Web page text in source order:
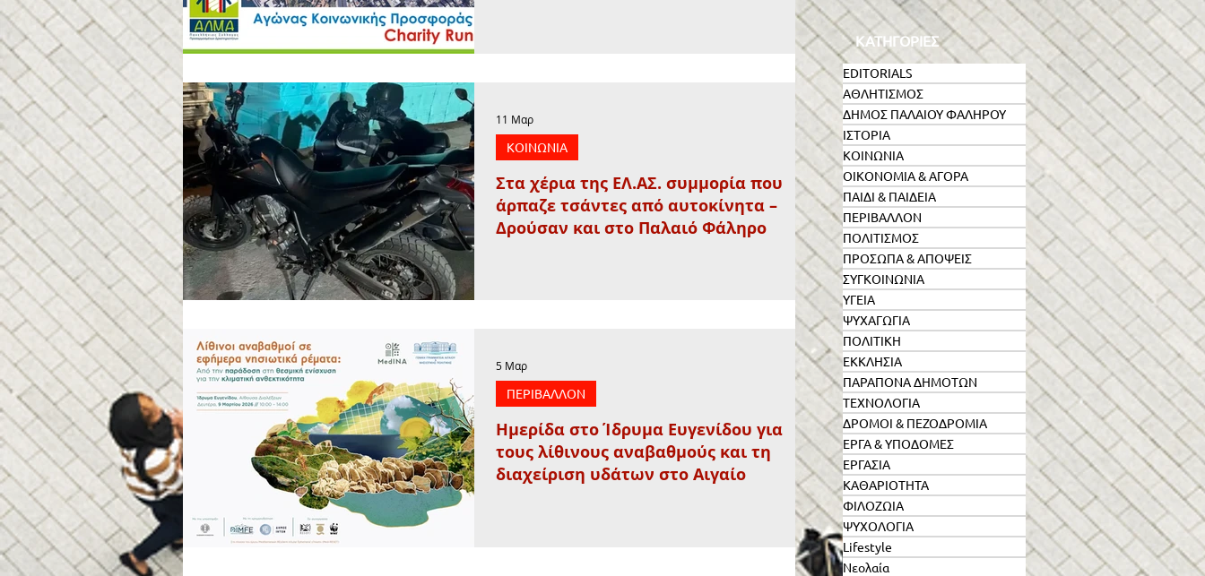
Στα χέρια της ΕΛ.ΑΣ. συμμορία που
άρπαζε τσάντες από αυτοκίνητα –
Δρούσαν και στο Παλαιό Φάληρο
ΚΟΙΝΩΝΙΑ
11 Μαρ
Ημερίδα στο Ίδρυμα Ευγενίδου για
τους λίθινους αναβαθμούς και τη
διαχείριση υδάτων στο Αιγαίο
ΠΕΡΙΒΑΛΛΟΝ
5 Μαρ
ΚΑΤΗΓΟΡΙΕΣ
EDITORIALS
ΑΘΛΗΤΙΣΜΟΣ
ΔΗΜΟΣ ΠΑΛΑΙΟΥ ΦΑΛΗΡΟΥ
ΙΣΤΟΡΙΑ
ΚΟΙΝΩΝΙΑ
ΟΙΚΟΝΟΜΙΑ & ΑΓΟΡΑ
ΠΑΙΔΙ & ΠΑΙΔΕΙΑ
ΠΕΡΙΒΑΛΛΟΝ
ΠΟΛΙΤΙΣΜΟΣ
ΠΡΟΣΩΠΑ & ΑΠΟΨΕΙΣ
ΣΥΓΚΟΙΝΩΝΙΑ
ΥΓΕΙΑ
ΨΥΧΑΓΩΓΙΑ
ΠΟΛΙΤΙΚΗ
ΕΚΚΛΗΣΙΑ
ΠΑΡΑΠΟΝΑ ΔΗΜΟΤΩΝ
ΤΕΧΝΟΛΟΓΙΑ
ΔΡΟΜΟΙ & ΠΕΖΟΔΡΟΜΙΑ
ΕΡΓΑ & ΥΠΟΔΟΜΕΣ
ΕΡΓΑΣΙΑ
ΚΑΘΑΡΙΟΤΗΤΑ
ΦΙΛΟΖΩΙΑ
ΨΥΧΟΛΟΓΙΑ
Lifestyle
Νεολαία